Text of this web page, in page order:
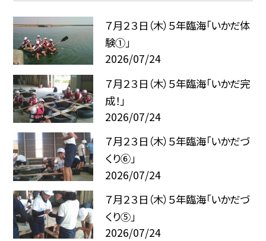
７月２３日（木）５年臨海「いかだ体
験①」
2026/07/24
７月２３日（木）５年臨海「いかだ完
成！」
2026/07/24
７月２３日（木）５年臨海「いかだづ
くり⑥」
2026/07/24
７月２３日（木）５年臨海「いかだづ
くり⑤」
2026/07/24